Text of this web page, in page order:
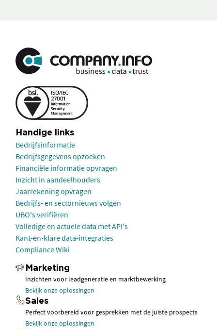
Handige links
Bedrijfsinformatie
Bedrijfsgegevens opzoeken
Financiële informatie opvragen
Inzicht in aandeelhouders
Jaarrekening opvragen
Bedrijfs- en sectornieuws volgen
UBO's verifiëren
Volledige en actuele data met API's
Kant-en-klare data-integraties
Compliance Wiki
Marketing
Inzichten voor leadgeneratie en marktbewerking
Bekijk onze oplossingen
Sales
Perfect voorbereid voor gesprekken met de juiste prospects
Bekijk onze oplossingen